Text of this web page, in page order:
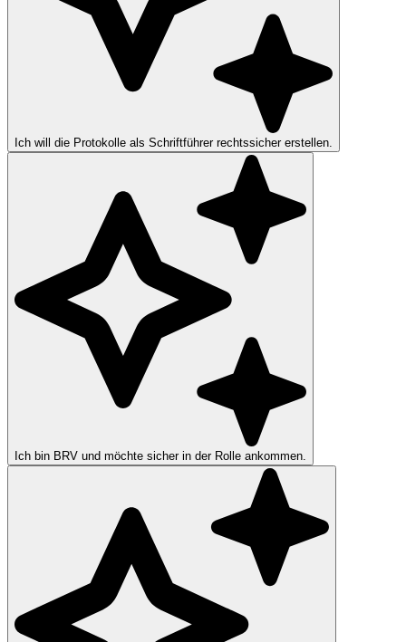
Ich will die Protokolle als Schriftführer rechtssicher erstellen.
Ich bin BRV und möchte sicher in der Rolle ankommen.